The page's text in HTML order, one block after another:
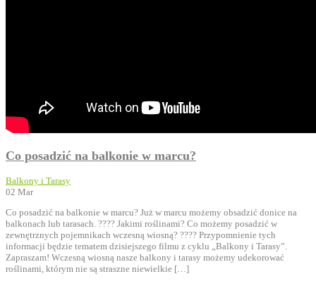
Co posadzić na balkonie w marcu?
Balkony i Tarasy
02 Mar
Co posadzić na balkonie w marcu? Już w marcu możemy obsadzić donice na
balkonach lub tarasach. ???? Jakimi roślinami? Co możemy posadzić w
zewnętrznych pojemnikach wczesną wiosną? ???? Przypomnienie tych
informacji będzie tematem dzisiejszego filmu z cyklu „Balkony i Tarasy”.
Zapraszam! Wczesną wiosną nasze balkony i tarasy możemy udekorować
roślinami, którym nie są straszne niewielkie […]